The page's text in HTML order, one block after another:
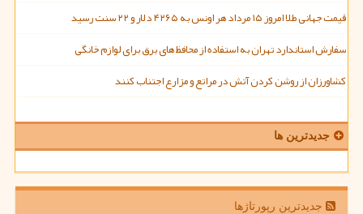
قیمت جهانی طلا امروز ۱۵ مرداد هر اونس به ۴۲۶۵ دلار و ۲۲ سنت رسید
سفارش استاندارد تهران به استفاده از محافظ های برق برای لوازم خانگی
کشاورزان از روشن کردن آتش در مراتع و مزارع اجتناب کنند
جدیدترین ها
جدیدترین رپورتاژها